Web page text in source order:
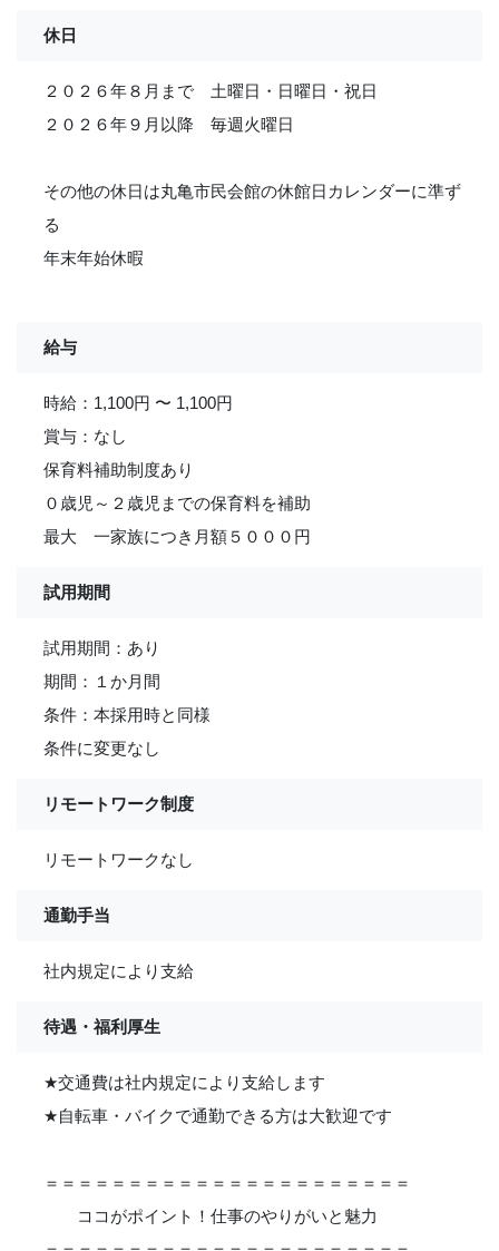
休日
２０２６年８月まで 土曜日・日曜日・祝日
２０２６年９月以降 毎週火曜日
その他の休日は丸亀市民会館の休館日カレンダーに準ず
る
年末年始休暇
給与
時給：1,100円 〜 1,100円
賞与：なし
保育料補助制度あり
０歳児～２歳児までの保育料を補助
最大 一家族につき月額５０００円
試用期間
試用期間：あり
期間：１か月間
条件：本採用時と同様
条件に変更なし
リモートワーク制度
リモートワークなし
通勤手当
社内規定により支給
待遇・福利厚生
★交通費は社内規定により支給します
★自転車・バイクで通勤できる方は大歓迎です
＝＝＝＝＝＝＝＝＝＝＝＝＝＝＝＝＝＝＝＝＝＝
ココがポイント！仕事のやりがいと魅力